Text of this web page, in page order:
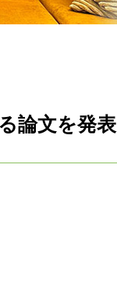
論文を発表